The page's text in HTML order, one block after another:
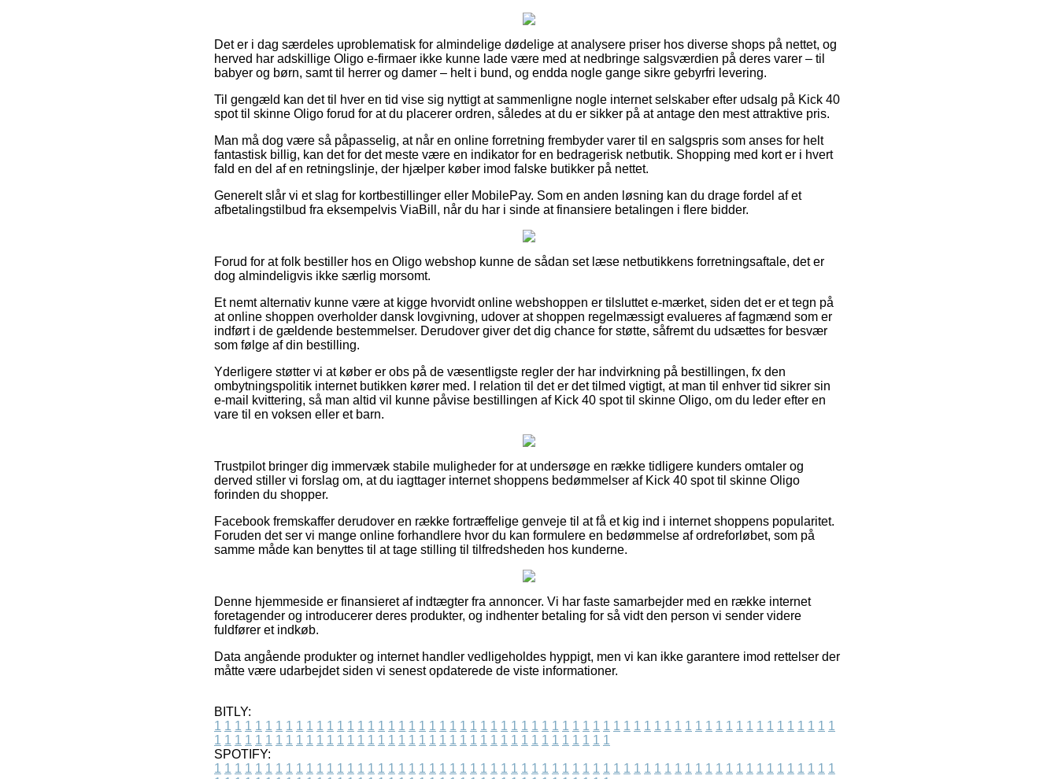
Det er i dag særdeles uproblematisk for almindelige dødelige at analysere priser hos diverse shops på nettet, og
herved har adskillige Oligo e-firmaer ikke kunne lade være med at nedbringe salgsværdien på deres varer – til
babyer og børn, samt til herrer og damer – helt i bund, og endda nogle gange sikre gebyrfri levering.
Til gengæld kan det til hver en tid vise sig nyttigt at sammenligne nogle internet selskaber efter udsalg på Kick 40
spot til skinne Oligo forud for at du placerer ordren, således at du er sikker på at antage den mest attraktive pris.
Man må dog være så påpasselig, at når en online forretning frembyder varer til en salgspris som anses for helt
fantastisk billig, kan det for det meste være en indikator for en bedragerisk netbutik. Shopping med kort er i hvert
fald en del af en retningslinje, der hjælper køber imod falske butikker på nettet.
Generelt slår vi et slag for kortbestillinger eller MobilePay. Som en anden løsning kan du drage fordel af et
afbetalingstilbud fra eksempelvis ViaBill, når du har i sinde at finansiere betalingen i flere bidder.
Forud for at folk bestiller hos en Oligo webshop kunne de sådan set læse netbutikkens forretningsaftale, det er
dog almindeligvis ikke særlig morsomt.
Et nemt alternativ kunne være at kigge hvorvidt online webshoppen er tilsluttet e-mærket, siden det er et tegn på
at online shoppen overholder dansk lovgivning, udover at shoppen regelmæssigt evalueres af fagmænd som er
indført i de gældende bestemmelser. Derudover giver det dig chance for støtte, såfremt du udsættes for besvær
som følge af din bestilling.
Yderligere støtter vi at køber er obs på de væsentligste regler der har indvirkning på bestillingen, fx den
ombytningspolitik internet butikken kører med. I relation til det er det tilmed vigtigt, at man til enhver tid sikrer sin
e-mail kvittering, så man altid vil kunne påvise bestillingen af Kick 40 spot til skinne Oligo, om du leder efter en
vare til en voksen eller et barn.
Trustpilot bringer dig immervæk stabile muligheder for at undersøge en række tidligere kunders omtaler og
derved stiller vi forslag om, at du iagttager internet shoppens bedømmelser af Kick 40 spot til skinne Oligo
forinden du shopper.
Facebook fremskaffer derudover en række fortræffelige genveje til at få et kig ind i internet shoppens popularitet.
Foruden det ser vi mange online forhandlere hvor du kan formulere en bedømmelse af ordreforløbet, som på
samme måde kan benyttes til at tage stilling til tilfredsheden hos kunderne.
Denne hjemmeside er finansieret af indtægter fra annoncer. Vi har faste samarbejder med en række internet
foretagender og introducerer deres produkter, og indhenter betaling for så vidt den person vi sender videre
fuldfører et indkøb.
Data angående produkter og internet handler vedligeholdes hyppigt, men vi kan ikke garantere imod rettelser der
måtte være udarbejdet siden vi senest opdaterede de viste informationer.
BITLY:
1 1 1 1 1 1 1 1 1 1 1 1 1 1 1 1 1 1 1 1 1 1 1 1 1 1 1 1 1 1 1 1 1 1 1 1 1 1 1 1 1 1 1 1 1 1 1 1 1 1 1 1 1 1 1 1 1 1 1 1 1
1 1 1 1 1 1 1 1 1 1 1 1 1 1 1 1 1 1 1 1 1 1 1 1 1 1 1 1 1 1 1 1 1 1 1 1 1 1 1
SPOTIFY:
1 1 1 1 1 1 1 1 1 1 1 1 1 1 1 1 1 1 1 1 1 1 1 1 1 1 1 1 1 1 1 1 1 1 1 1 1 1 1 1 1 1 1 1 1 1 1 1 1 1 1 1 1 1 1 1 1 1 1 1 1